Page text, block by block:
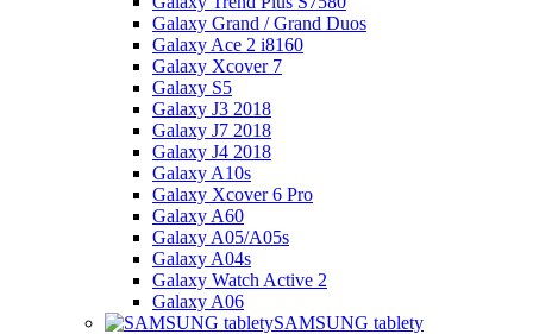
Galaxy Grand / Grand Duos
Galaxy Ace 2 i8160
Galaxy Xcover 7
Galaxy S5
Galaxy J3 2018
Galaxy J7 2018
Galaxy J4 2018
Galaxy A10s
Galaxy Xcover 6 Pro
Galaxy A60
Galaxy A05/A05s
Galaxy A04s
Galaxy Watch Active 2
Galaxy A06
SAMSUNG tablety